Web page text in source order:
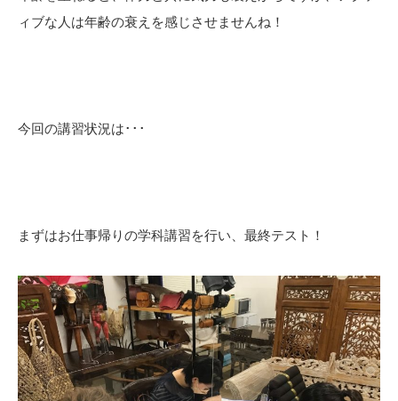
ィブな人は年齢の衰えを感じさせませんね！
今回の講習状況は･･･
まずはお仕事帰りの学科講習を行い、最終テスト！